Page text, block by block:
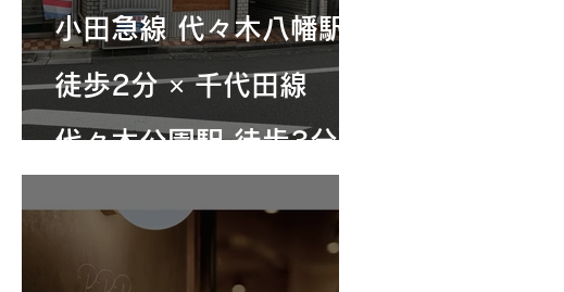
ナツを引き立てる空間へ
小田急線 代々木八幡駅
徒歩2分 × 千代田線
代々木公園駅 徒歩3分
回りのきく使いやすい店